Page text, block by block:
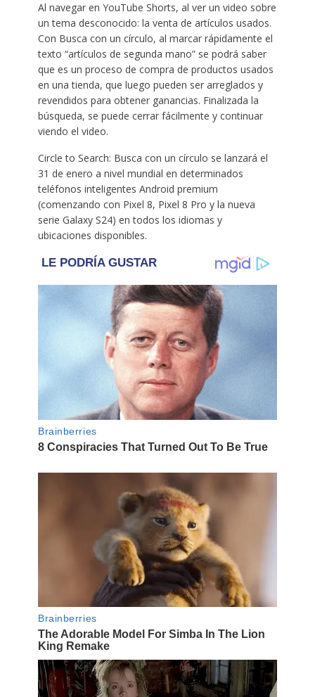
Al navegar en YouTube Shorts, al ver un video sobre
un tema desconocido: la venta de artículos usados.
Con Busca con un círculo, al marcar rápidamente el
texto “artículos de segunda mano” se podrá saber
que es un proceso de compra de productos usados
en una tienda, que luego pueden ser arreglados y
revendidos para obtener ganancias. Finalizada la
búsqueda, se puede cerrar fácilmente y continuar
viendo el video.
Circle to Search: Busca con un círculo se lanzará el
31 de enero a nivel mundial en determinados
teléfonos inteligentes Android premium
(comenzando con Pixel 8, Pixel 8 Pro y la nueva
serie Galaxy S24) en todos los idiomas y
ubicaciones disponibles.